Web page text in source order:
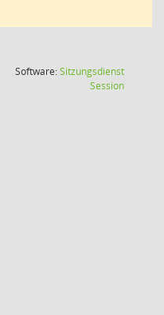
Software:Sitzungsdienst
Session(Wird in